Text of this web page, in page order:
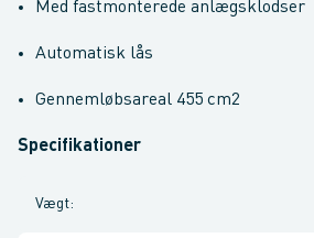
Med fastmonterede anlægsklodser
Automatisk lås
Gennemløbsareal 455 cm2
Specifikationer
Vægt: